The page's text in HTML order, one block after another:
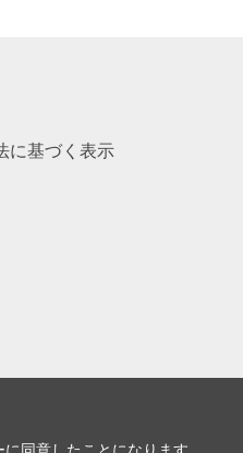
に基づく表示